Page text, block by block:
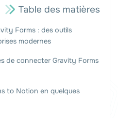
Table des matières
Forms : des outils
modernes
de connecter Gravity Forms
to Notion en quelques